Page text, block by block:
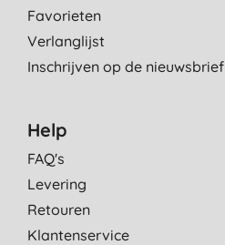
Favorieten
Verlanglijst
Inschrijven op de nieuwsbrief
Help
FAQ's
Levering
Retouren
Klantenservice